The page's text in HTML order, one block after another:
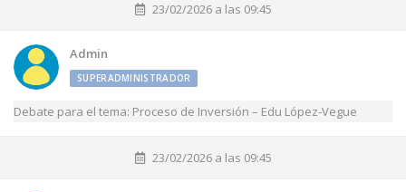
23/02/2026 a las 09:45
Admin
SUPERADMINISTRADOR
Debate para el tema: Proceso de Inversión – Edu López-Vegue
23/02/2026 a las 09:45